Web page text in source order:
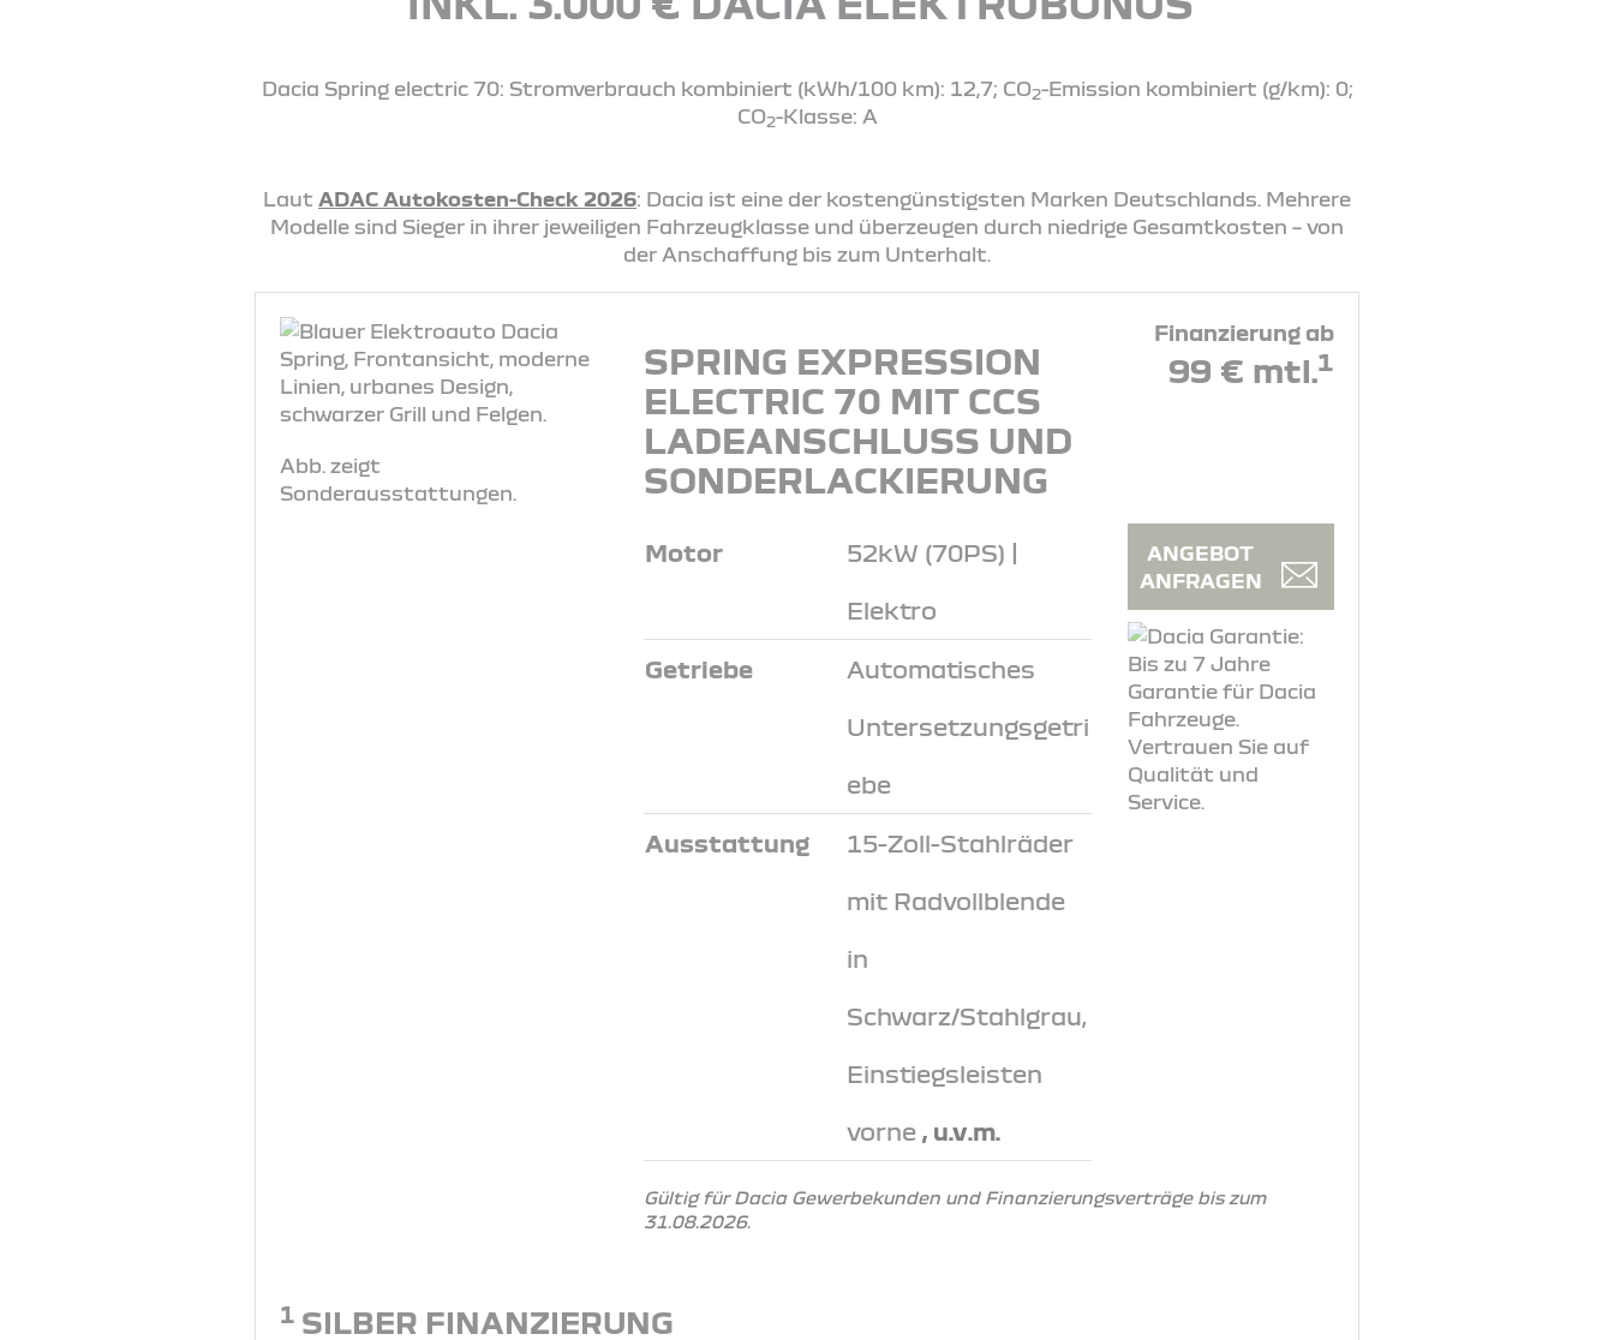
Dacia Spring electric 70: Stromverbrauch kombiniert (kWh/100 km): 12,7; CO2-Emission kombiniert (g/km): 0;
CO2-Klasse: A
Laut ADAC Autokosten-Check 2026: Dacia ist eine der kostengünstigsten Marken Deutschlands. Mehrere
Modelle sind Sieger in ihrer jeweiligen Fahrzeugklasse und überzeugen durch niedrige Gesamtkosten – von
der Anschaffung bis zum Unterhalt.
Abb. zeigt
Sonderausstattungen.
SPRING EXPRESSION
ELECTRIC 70 MIT CCS
LADEANSCHLUSS UND
SONDERLACKIERUNG
Finanzierung ab
99 € mtl.1
Motor 52kW (70PS) |
Elektro
Getriebe Automatisches
Untersetzungsgetri
ebe
Ausstattung 15-Zoll-Stahlräder
mit Radvollblende
in
Schwarz/Stahlgrau,
Einstiegsleisten
vorne , u.v.m.
ANGEBOT
ANFRAGEN
Gültig für Dacia Gewerbekunden und Finanzierungsverträge bis zum
31.08.2026.
1 SILBER FINANZIERUNG